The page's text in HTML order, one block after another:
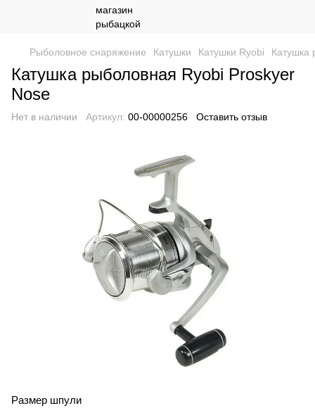
Рыболовное снаряжение Катушки Катушки Ryobi Катушка
Катушка рыболовная Ryobi Proskyer
Nose
Нет в наличии Артикул: 00-00000256 Оставить отзыв
Размер шпули